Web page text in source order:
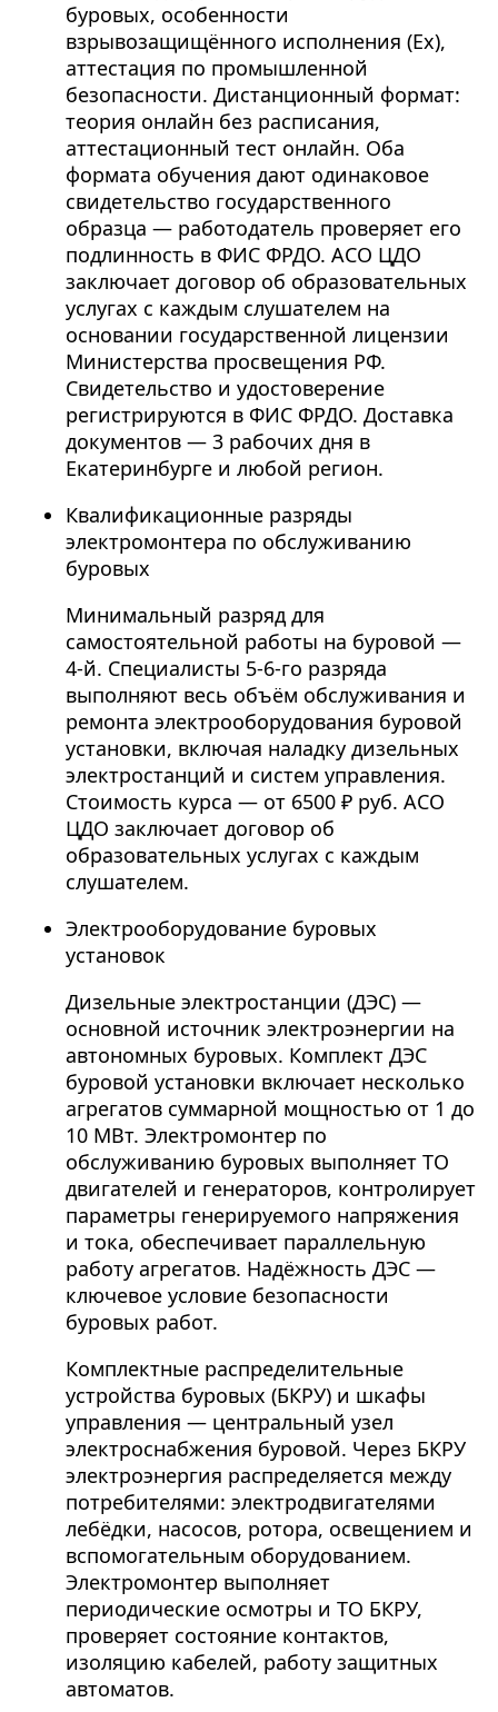
буровых, особенности
взрывозащищённого исполнения (Ex),
аттестация по промышленной
безопасности. Дистанционный формат:
теория онлайн без расписания,
аттестационный тест онлайн. Оба
формата обучения дают одинаковое
свидетельство государственного
образца — работодатель проверяет его
подлинность в ФИС ФРДО. АСО ЦДО
заключает договор об образовательных
услугах с каждым слушателем на
основании государственной лицензии
Министерства просвещения РФ.
Свидетельство и удостоверение
регистрируются в ФИС ФРДО. Доставка
документов — 3 рабочих дня в
Екатеринбурге и любой регион.
Квалификационные разряды
электромонтера по обслуживанию
буровых
Минимальный разряд для
самостоятельной работы на буровой —
4-й. Специалисты 5-6-го разряда
выполняют весь объём обслуживания и
ремонта электрооборудования буровой
установки, включая наладку дизельных
электростанций и систем управления.
Стоимость курса — от 6500 ₽ руб. АСО
ЦДО заключает договор об
образовательных услугах с каждым
слушателем.
Электрооборудование буровых
установок
Дизельные электростанции (ДЭС) —
основной источник электроэнергии на
автономных буровых. Комплект ДЭС
буровой установки включает несколько
агрегатов суммарной мощностью от 1 до
10 МВт. Электромонтер по
обслуживанию буровых выполняет ТО
двигателей и генераторов, контролирует
параметры генерируемого напряжения
и тока, обеспечивает параллельную
работу агрегатов. Надёжность ДЭС —
ключевое условие безопасности
буровых работ.
Комплектные распределительные
устройства буровых (БКРУ) и шкафы
управления — центральный узел
электроснабжения буровой. Через БКРУ
электроэнергия распределяется между
потребителями: электродвигателями
лебёдки, насосов, ротора, освещением и
вспомогательным оборудованием.
Электромонтер выполняет
периодические осмотры и ТО БКРУ,
проверяет состояние контактов,
изоляцию кабелей, работу защитных
автоматов.